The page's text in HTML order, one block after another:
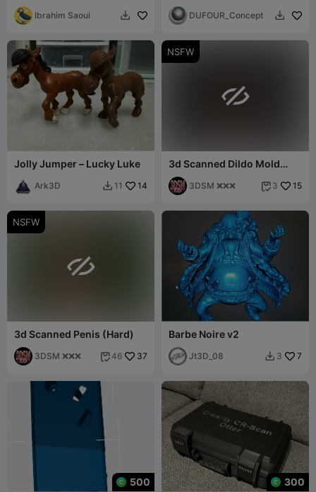
Ibrahim Saoui  DUFOUR_Concept 
Jolly Jumper – Lucky Luke
Ark3D  11 14
NSFW

3d Scanned Dildo Mold
(Hard)
3DSM ❌❌❌  3 15
NSFW

3d Scanned Penis (Hard)
3DSM ❌❌❌  46 37
Barbe Noire v2
Jt3D_08  3 7
500 300